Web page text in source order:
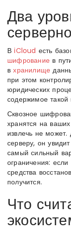
Два
ВiCloud есть
шифрование в
вхранилище
при этом
юридических
содержимое
Сквозное
хранятся на
извлечь не может.
серверу, он
самый сильный
ограничения:
средства
получится.
Что